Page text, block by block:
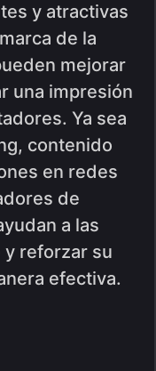
y atractivas
de la
mejorar
una impresión
Ya sea
contenido
en redes
de
a las
y reforzar su
efectiva.